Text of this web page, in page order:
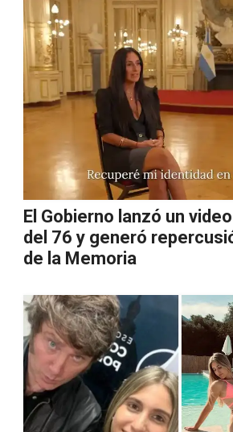
El Gobierno lanzó un
del 76 y generó
de la Memoria